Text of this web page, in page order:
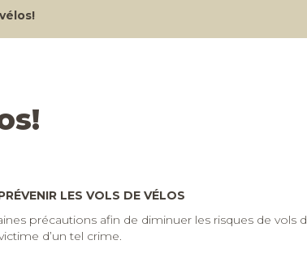
LES VOLS DE VÉLOS
précautions afin de diminuer les risques de vols
d’un tel crime.